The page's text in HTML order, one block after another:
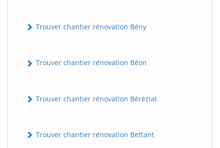
Trouver chantier rénovation Bény
Trouver chantier rénovation Béon
Trouver chantier rénovation Béréziat
Trouver chantier rénovation Bettant